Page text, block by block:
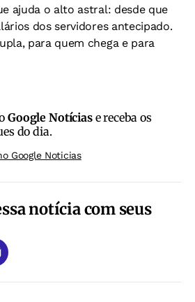
ajuda o alto astral: desde que
dos servidores antecipado.
para quem chega e para
Google Notíciase receba os
do dia.
Google Noticias
notícia com seus